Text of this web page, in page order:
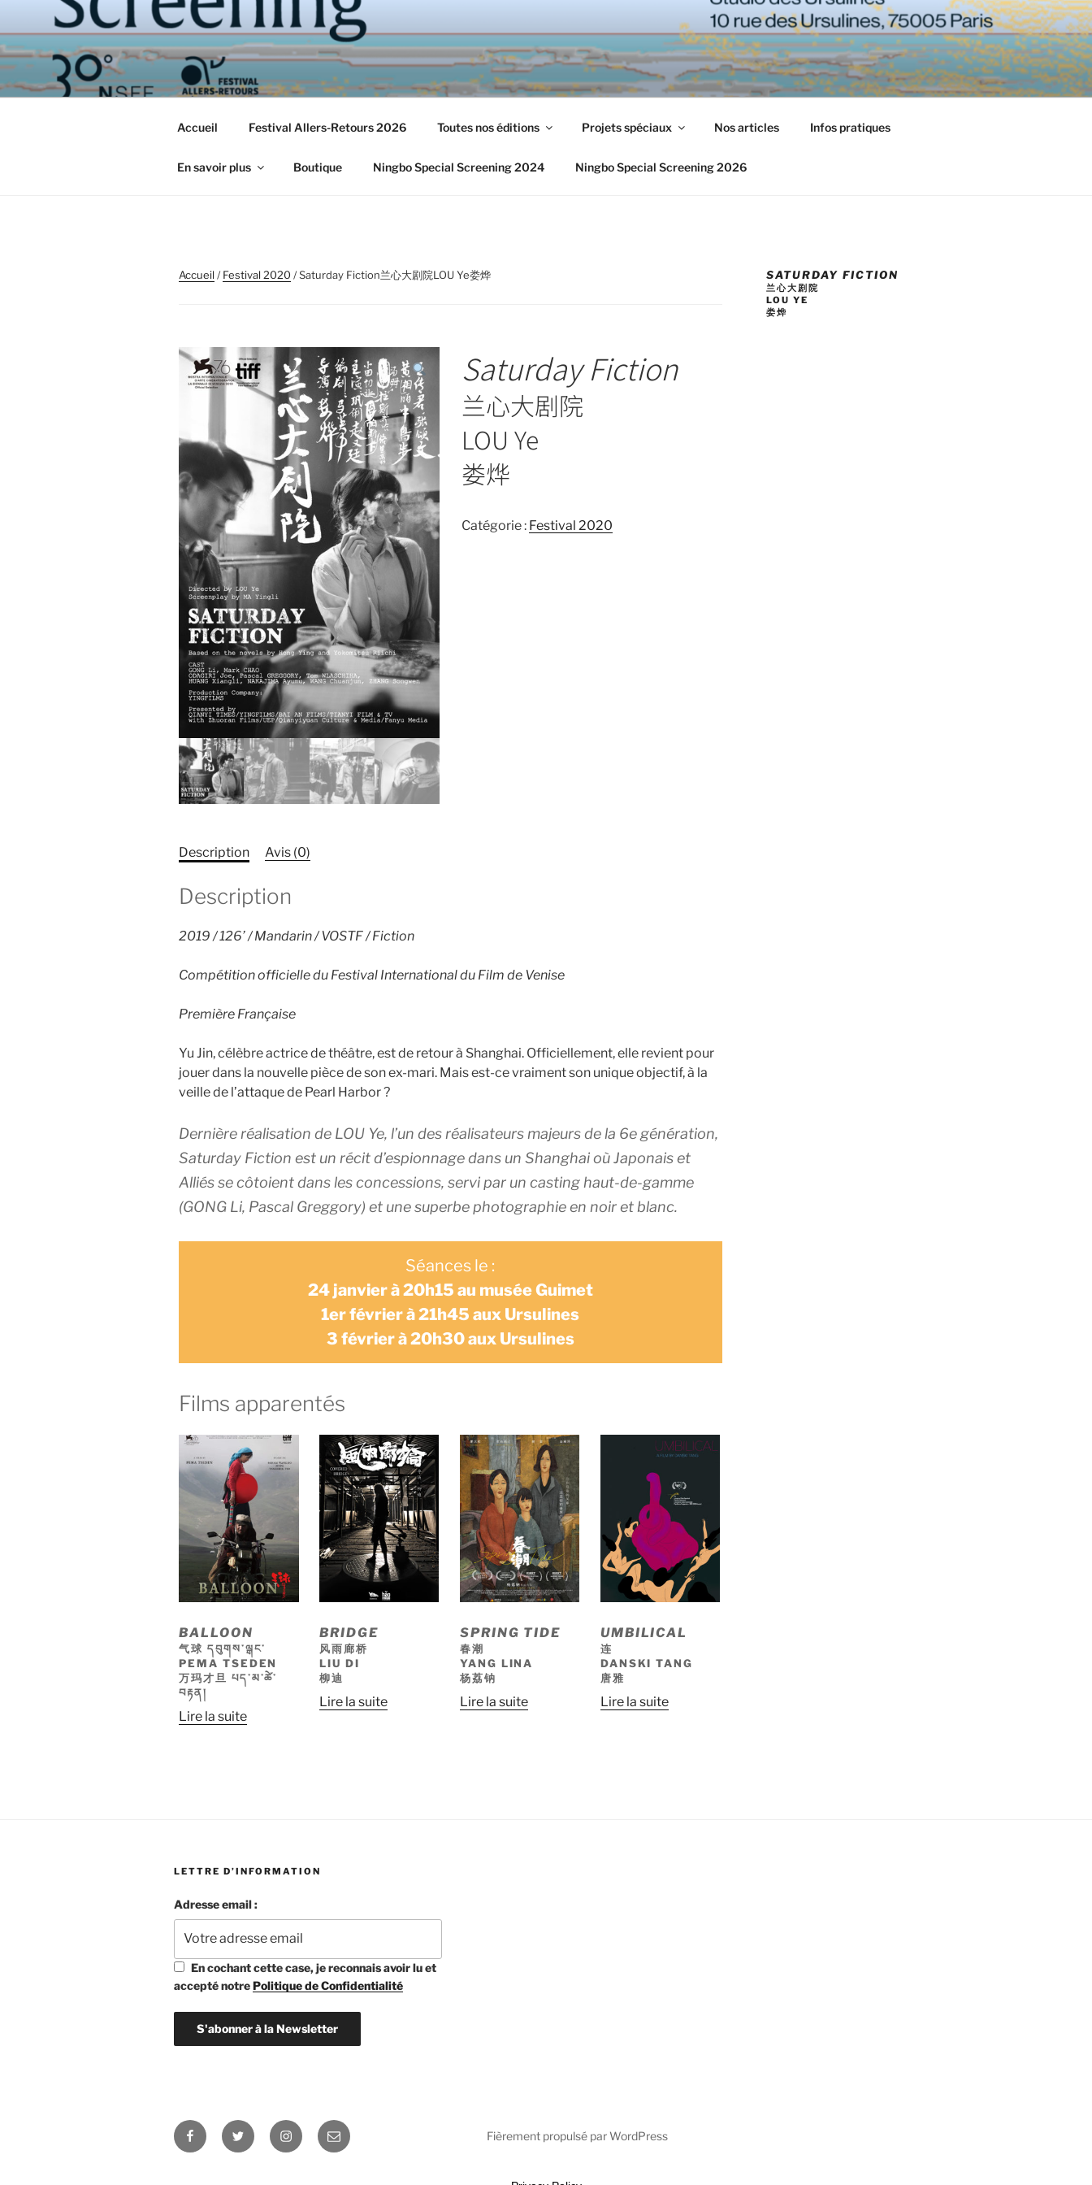
contenu
principal
Accueil Festival Allers-Retours 2026 Toutes nos éditions Projets spéciaux Nos articles Infos pratiques
En savoir plus Boutique Ningbo Special Screening 2024 Ningbo Special Screening 2026
Accueil/Festival 2020 / Saturday Fiction兰心大剧院LOU Ye娄烨
Saturday Fiction
兰心大剧院
LOU Ye
娄烨
Catégorie : Festival 2020
Description Avis (0)
Description
2019 / 126’ / Mandarin / VOSTF / Fiction
Compétition officielle du Festival International du Film de Venise
Première Française
Yu Jin, célèbre actrice de théâtre, est de retour à Shanghai. Officiellement, elle revient pour
jouer dans la nouvelle pièce de son ex-mari. Mais est-ce vraiment son unique objectif, à la
veille de l’attaque de Pearl Harbor ?
Dernière réalisation de LOU Ye, l’un des réalisateurs majeurs de la 6e génération,
Saturday Fiction est un récit d’espionnage dans un Shanghai où Japonais et
Alliés se côtoient dans les concessions, servi par un casting haut-de-gamme
(GONG Li, Pascal Greggory) et une superbe photographie en noir et blanc.
Séances le :
24 janvier à 20h15 au musée Guimet
1er février à 21h45 aux Ursulines
3 février à 20h30 aux Ursulines
Films apparentés
BALLOON
气球 དབུགས་ལྒང་
PEMA TSEDEN
万玛才旦 པད་མ་ཚེ་
བརྟན།
Lire la suite
BRIDGE
风雨廊桥
LIU DI
柳迪
Lire la suite
SPRING TIDE
春潮
YANG LINA
杨荔钠
Lire la suite
UMBILICAL
连
DANSKI TANG
唐雅
Lire la suite
SATURDAY FICTION
兰心大剧院
LOU YE
娄烨
LETTRE D’INFORMATION
Adresse email :
En cochant cette case, je reconnais avoir lu et
accepté notrePolitique de Confidentialité
FacebookTwitter Instagram
E-
mail
Fièrement propulsé par WordPress